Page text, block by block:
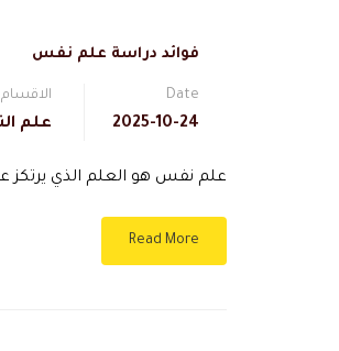
فوائد دراسة علم نفس
Date
2025-10-24
الاقسام
علم
علم نفس هو العلم الذي
Read More